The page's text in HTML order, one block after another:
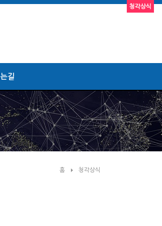
길
홈 청각상식
청각상식